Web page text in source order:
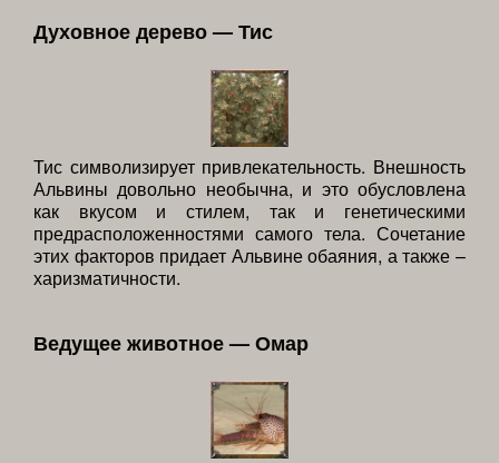
Духовное дерево — Тис
Тис символизирует привлекательность. Внешность
Альвины довольно необычна, и это обусловлена
как вкусом и стилем, так и генетическими
предрасположенностями самого тела. Сочетание
этих факторов придает Альвине обаяния, а также –
харизматичности.
Ведущее животное — Омар